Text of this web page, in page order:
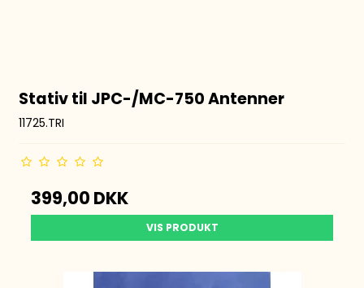
Stativ til JPC-/MC-750 Antenner
11725.TRI
399,00 DKK
VIS PRODUKT